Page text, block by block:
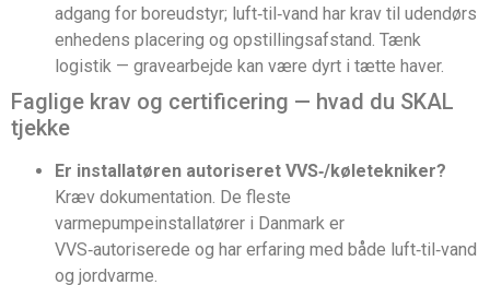
adgang for boreudstyr; luft‑til‑vand har krav til udendørs
enhedens placering og opstillingsafstand. Tænk
logistik — gravearbejde kan være dyrt i tætte haver.
Faglige krav og certificering — hvad du SKAL
tjekke
Er installatøren autoriseret VVS‑/køletekniker?
Kræv dokumentation. De fleste
varmepumpeinstallatører i Danmark er
VVS‑autoriserede og har erfaring med både luft‑til‑vand
og jordvarme.